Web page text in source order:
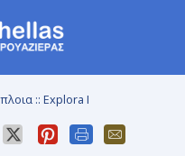
:: Explora I